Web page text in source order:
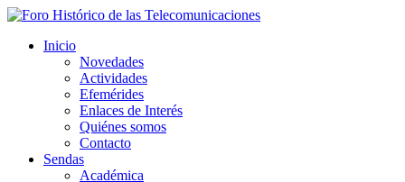
Inicio
Novedades
Actividades
Efemérides
Enlaces de Interés
Quiénes somos
Contacto
Sendas
Académica